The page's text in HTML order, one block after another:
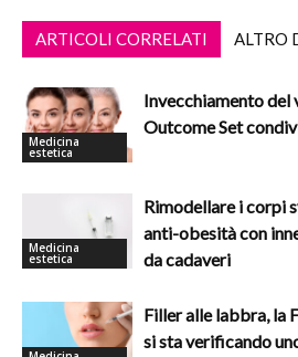
ARTICOLI CORRELATI ALTRO
Medicina
estetica
Invecchiamento del
Outcome Set
Medicina
estetica
Rimodellare i corpi
anti-obesità con
da cadaveri
Filler alle labbra, la
si sta verificando